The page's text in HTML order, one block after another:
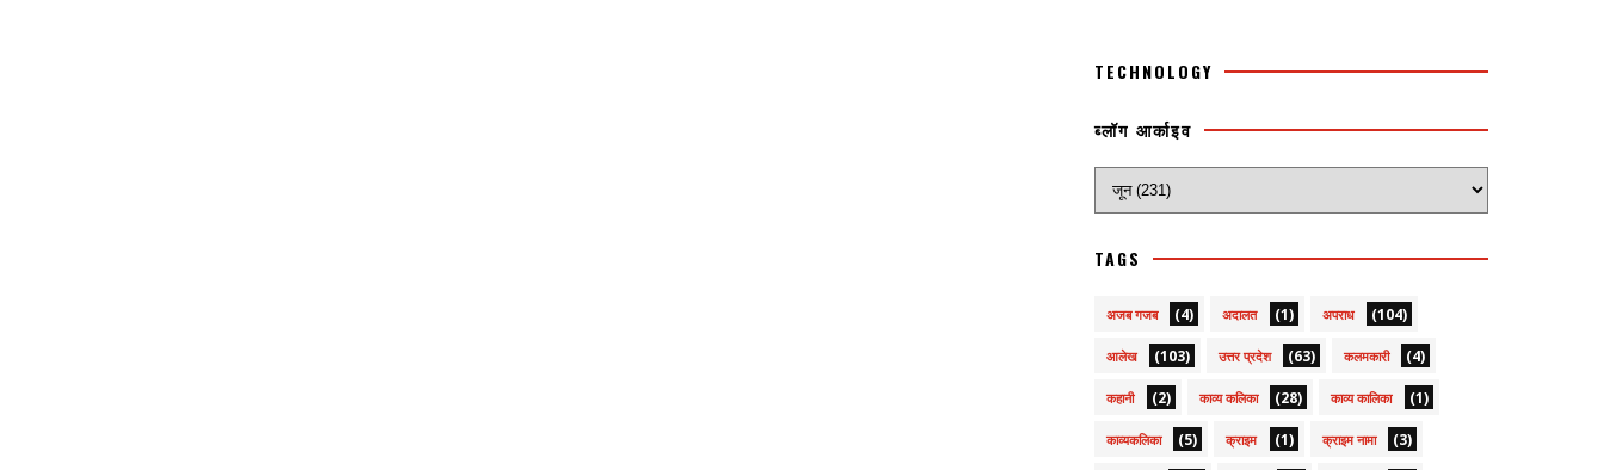
TECHNOLOGY
ब्लॉग आर्काइव
TAGS
अजब गजब (4) अदालत (1) अपराध (104)
आलेख (103) उत्तर प्रदेश (63) कलमकारी (4)
कहानी (2) काव्य कलिका (28) काव्य कालिका (1)
काव्यकलिका (5) क्राइम (1) क्राइम नामा (3)